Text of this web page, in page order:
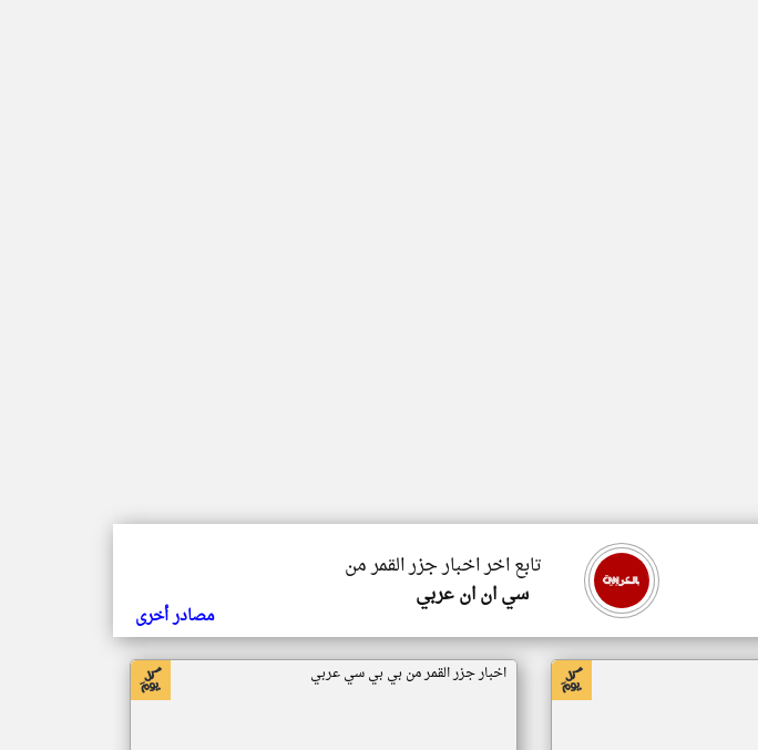
تابع اخر اخبار جزر القمر من
سي ان ان عربي
مصادر أخرى
اخبار جزر القمر من بي بي سي عربي